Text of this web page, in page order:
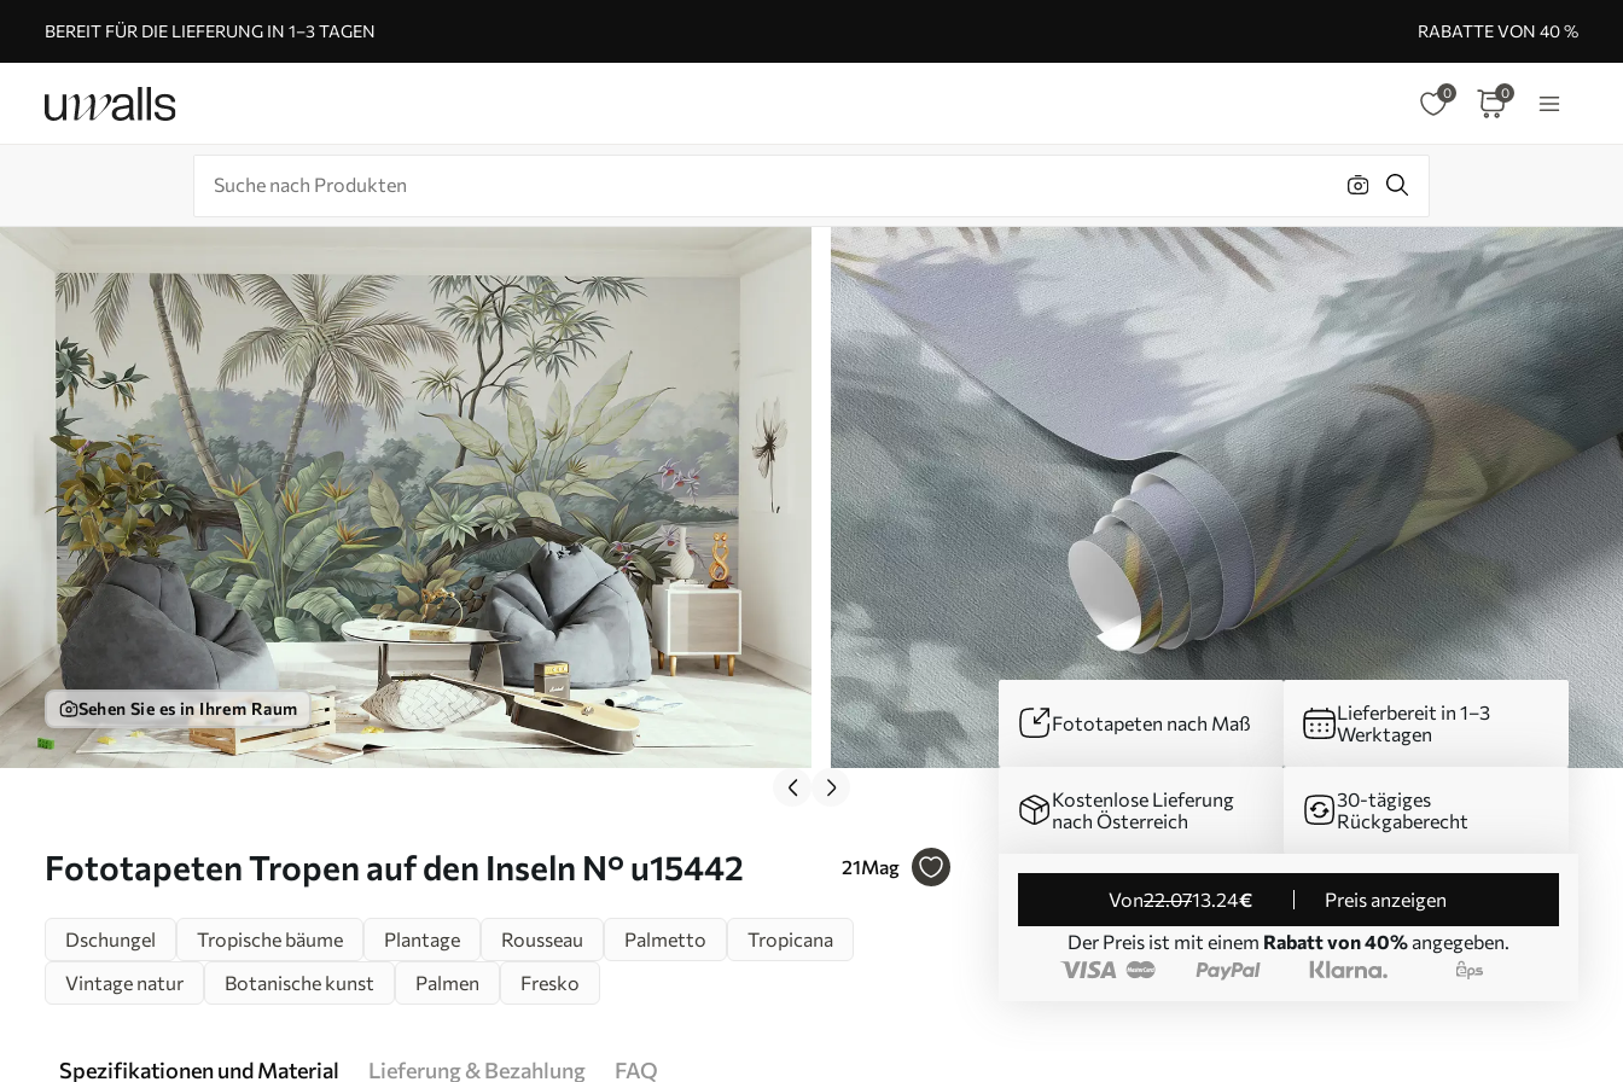
BEREIT FÜR DIE LIEFERUNG IN 1–3 TAGEN RABATTE VON 40 %
0 0
Sehen Sie es in Ihrem Raum
Fototapeten Tropen auf den Inseln N° u15442 21Mag
Fototapeten nach Maß
Lieferbereit in 1–3
Werktagen
Kostenlose Lieferung
nach Österreich
30-tägiges
Rückgaberecht
von22.0713.24€
Preis anzeigen
Der Preis ist mit einem Rabatt von 40% angegeben.
Dschungel Tropische bäume Plantage Rousseau Palmetto
Tropicana
Vintage natur
Botanische kunst Palmen Fresko
Spezifikationen und Material Lieferung & Bezahlung FAQ